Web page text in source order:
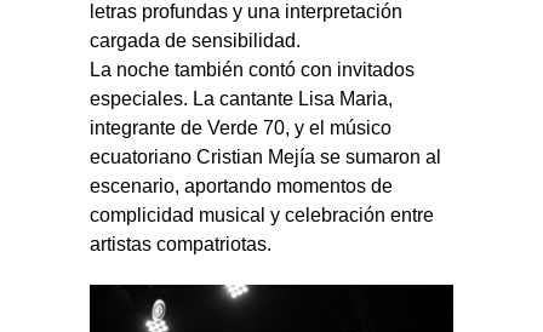
letras profundas y una interpretación
cargada de sensibilidad.
La noche también contó con invitados
especiales. La cantante Lisa Maria,
integrante de Verde 70, y el músico
ecuatoriano Cristian Mejía se sumaron al
escenario, aportando momentos de
complicidad musical y celebración entre
artistas compatriotas.